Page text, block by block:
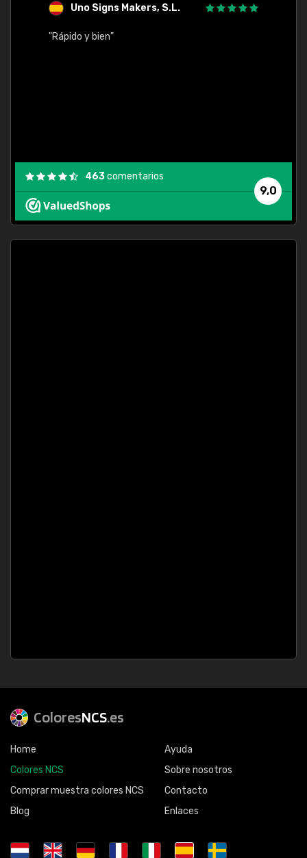
Uno Signs Makers, S.L.
"Rápido y bien"
9,0
463comentarios
ColoresNCS.es
Home
Colores NCS
Comprar muestra colores NCS
Blog
Ayuda
Sobre nosotros
Contacto
Enlaces